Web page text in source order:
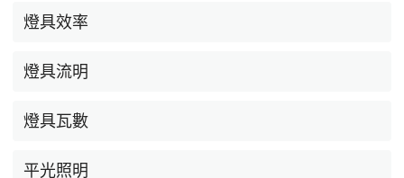
燈具效率
燈具流明
燈具瓦數
平光照明